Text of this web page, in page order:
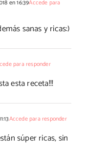
en 16:39Accede para
sanas y ricas:)
para responder
esta receta!!!
Accede para responder
súper ricas, sin